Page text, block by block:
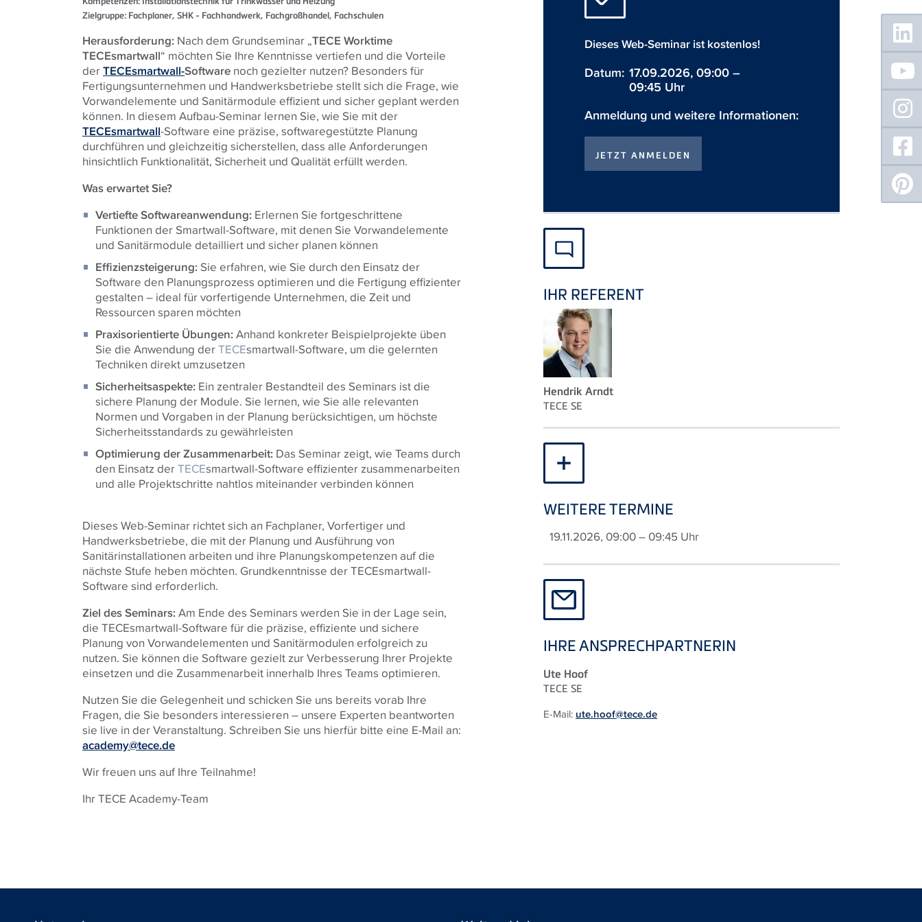
Zielgruppe: Fachplaner, SHK - Fachhandwerk, Fachgroßhandel, Fachschulen
Herausforderung: Nach dem Grundseminar „TECE Worktime
TECEsmartwall“ möchten Sie Ihre Kenntnisse vertiefen und die Vorteile
derTECEsmartwall-Software noch gezielter nutzen? Besonders für
Fertigungsunternehmen und Handwerksbetriebe stellt sich die Frage, wie
Vorwandelemente und Sanitärmodule effizient und sicher geplant werden
können. In diesem Aufbau-Seminar lernen Sie, wie Sie mit der
TECEsmartwall-Software eine präzise, softwaregestützte Planung
durchführen und gleichzeitig sicherstellen, dass alle Anforderungen
hinsichtlich Funktionalität, Sicherheit und Qualität erfüllt werden.
Was erwartet Sie?
Vertiefte Softwareanwendung: Erlernen Sie fortgeschrittene
Funktionen der Smartwall-Software, mit denen Sie Vorwandelemente
und Sanitärmodule detailliert und sicher planen können
Effizienzsteigerung:Sie erfahren, wie Sie durch den Einsatz der
Software den Planungsprozess optimieren und die Fertigung effizienter
gestalten – ideal für vorfertigende Unternehmen, die Zeit und
Ressourcen sparen möchten
Praxisorientierte Übungen:Anhand konkreter Beispielprojekte üben
Sie die Anwendung derTECEsmartwall-Software, um die gelernten
Techniken direkt umzusetzen
Sicherheitsaspekte: Ein zentraler Bestandteil des Seminars ist die
sichere Planung der Module. Sie lernen, wie Sie alle relevanten
Normen und Vorgaben in der Planung berücksichtigen, um höchste
Sicherheitsstandards zu gewährleisten
Optimierung der Zusammenarbeit: Das Seminar zeigt, wie Teams durch
den Einsatz derTECEsmartwall-Software effizienter zusammenarbeiten
und alle Projektschritte nahtlos miteinander verbinden können
Dieses Web-Seminar richtet sich an Fachplaner, Vorfertiger und
Handwerksbetriebe, die mit der Planung und Ausführung von
Sanitärinstallationen arbeiten und ihre Planungskompetenzen auf die
nächste Stufe heben möchten. Grundkenntnisse der TECEsmartwall-
Software sind erforderlich.
Ziel des Seminars:Am Ende des Seminars werden Sie in der Lage sein,
die TECEsmartwall-Software für die präzise, effiziente und sichere
Planung von Vorwandelementen und Sanitärmodulen erfolgreich zu
nutzen. Sie können die Software gezielt zur Verbesserung Ihrer Projekte
einsetzen und die Zusammenarbeit innerhalb Ihres Teams optimieren.
Nutzen Sie die Gelegenheit und schicken Sie uns bereits vorab Ihre
Fragen, die Sie besonders interessieren – unsere Experten beantworten
sie live in der Veranstaltung. Schreiben Sie uns hierfür bitte eine E-Mail an:
academy@tece.de
Wir freuen uns auf Ihre Teilnahme!
IhrTECE Academy-Team
Dieses Web-Seminar ist kostenlos!
Datum: 17.09.2026, 09:00 –
09:45 Uhr
Anmeldung und weitere Informationen:
JETZT ANMELDEN
IHR REFERENT
Hendrik Arndt
TECE SE
WEITERE TERMINE
19.11.2026, 09:00 – 09:45 Uhr
IHRE ANSPRECHPARTNERIN
Ute Hoof
TECE SE
E-Mail: ute.hoof@tece.de
Floating